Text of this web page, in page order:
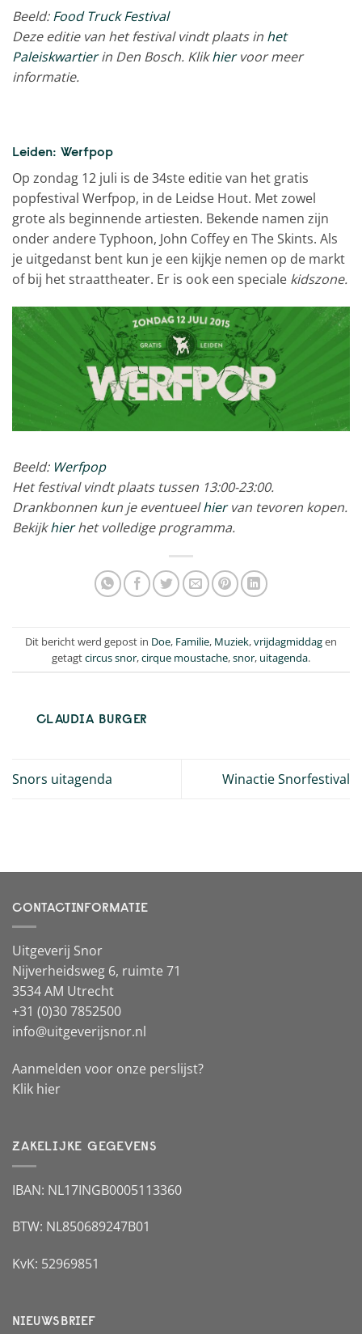
Beeld:Food Truck Festival
Deze editie van het festival vindt plaats in het
Paleiskwartierin Den Bosch. Klikhiervoor meer
informatie.
Leiden: Werfpop
Op zondag 12 juli is de 34ste editie van het gratis
popfestival Werfpop, in de Leidse Hout. Met zowel
grote als beginnende artiesten. Bekende namen zijn
onder andere Typhoon, John Coffey en The Skints. Als
je uitgedanst bent kun je een kijkje nemen op de markt
of bij het straattheater. Er is ook een speciale kidszone.
Beeld: Werfpop
Het festival vindt plaats tussen 13:00-23:00.
Drankbonnen kun je eventueelhiervan tevoren kopen.
Bekijkhierhet volledige programma.
Dit bericht werd gepost in Doe, Familie, Muziek,vrijdagmiddagen
getagtcircus snor,cirque moustache,snor, uitagenda.
CLAUDIA BURGER
Snors uitagenda Winactie Snorfestival
CONTACTINFORMATIE
Uitgeverij Snor
Nijverheidsweg 6, ruimte 71
3534 AM Utrecht
+31 (0)30 7852500
info@uitgeverijsnor.nl
Aanmelden voor onze perslijst?
Klik hier
ZAKELIJKE GEGEVENS
IBAN: NL17INGB0005113360
BTW: NL850689247B01
KvK: 52969851
NIEUWSBRIEF